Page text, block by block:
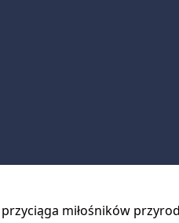
miłośników